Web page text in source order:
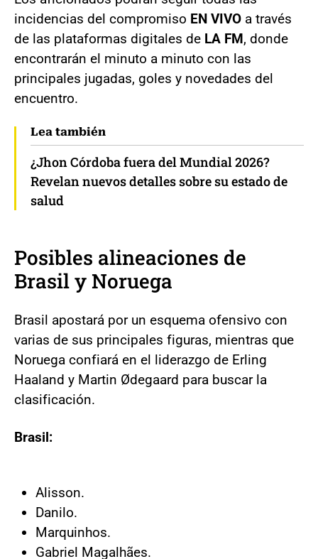
incidencias del compromiso EN VIVO a través
de las plataformas digitales de LA FM, donde
encontrarán el minuto a minuto con las
principales jugadas, goles y novedades del
encuentro.
Lea también
¿Jhon Córdoba fuera del Mundial 2026?
Revelan nuevos detalles sobre su estado de
salud
Posibles alineaciones de
Brasil y Noruega
Brasil apostará por un esquema ofensivo con
varias de sus principales figuras, mientras que
Noruega confiará en el liderazgo de Erling
Haaland y Martin Ødegaard para buscar la
clasificación.
Brasil:
Alisson.
Danilo.
Marquinhos.
Gabriel Magalhães.